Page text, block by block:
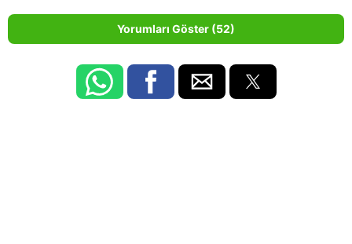
Yorumları Göster (52)